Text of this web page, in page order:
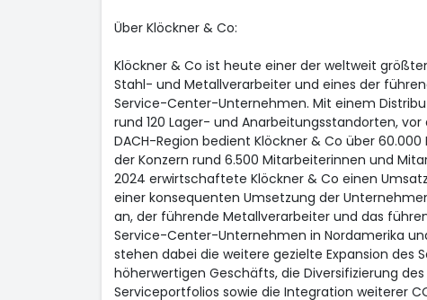
Über Klöckner & Co:
Klöckner & Co ist heute einer der weltweit
Stahl- und Metallverarbeiter und eines der
Service-Center-Unternehmen. Mit einem
rund 120 Lager- und Anarbeitungsstandorten,
DACH-Region bedient Klöckner & Co über
der Konzern rund 6.500 Mitarbeiterinnen und
2024 erwirtschaftete Klöckner & Co einen Umsatz
einer konsequenten Umsetzung der
an, der führende Metallverarbeiter und das
Service-Center-Unternehmen in Nordamerika
stehen dabei die weitere gezielte Expansion des
höherwertigen Geschäfts, die Diversifizierung
Serviceportfolios sowie die Integration weiterer